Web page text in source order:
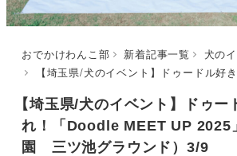
おでかけわんこ部 新着記事一覧
犬の
【埼玉県/犬のイベント】ドゥードル好き集まれ！「Doodle MEET UP 2025」
【埼玉県/犬のイベント】ドゥー
れ！「Doodle MEET UP 2025
園 三ツ池グラウンド）3/9